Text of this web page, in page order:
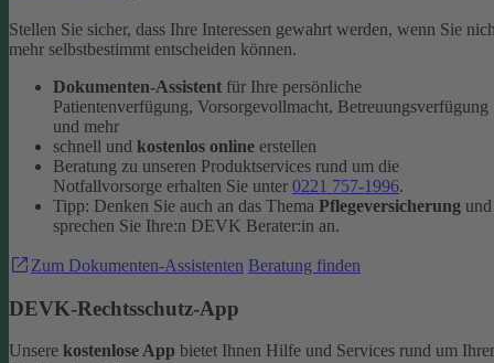
Stellen Sie sicher, dass Ihre Interessen gewahrt werden, wenn Sie
mehr selbstbestimmt entscheiden können.
Dokumenten-Assistent für Ihre persönliche
Patientenverfügung, Vorsorgevollmacht, Betreuungsverfügung
und mehr
schnell und kostenlos online erstellen
Beratung zu unseren Produktservices rund um die
Notfallvorsorge erhalten Sie unter 0221 757-1996.
Tipp: Denken Sie auch an das Thema Pflegeversicherung und
sprechen Sie Ihre:n DEVK Berater:in an.
Zum Dokumenten-Assistenten Beratung finden
DEVK-Rechtsschutz-App
Unsere kostenlose App bietet Ihnen Hilfe und Services rund um